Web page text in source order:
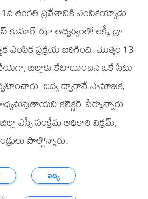
తరగతి ప్రవేశానికి ఎంపికయ్యాడు.
కుమార్ ఝా ఆధ్వర్యంలో లక్కీ డ్రా
ఎంపిక ప్రక్రియ జరిగింది. మొత్తం 13
జిల్లాకు కేటాయించిన ఒకే సీటు
విద్య ద్వారానే సామాజిక,
కలెక్టర్ పేర్కొన్నారు.
ఎస్సీ సంక్షేమ అధికారి విక్రమ్,
పాల్గొన్నారు.
విద్య